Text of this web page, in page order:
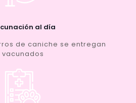
al día
de caniche se entregan
vacunados